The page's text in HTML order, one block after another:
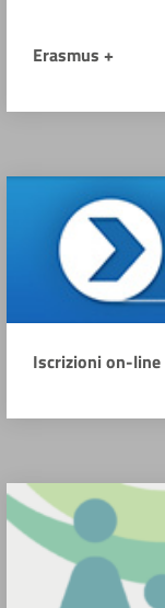
Erasmus +
Iscrizioni on-line